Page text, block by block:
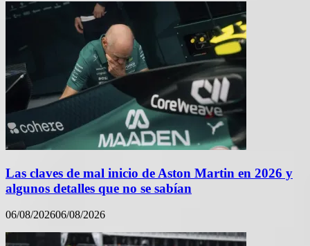
Las claves de mal inicio de Aston Martin en 2026 y
algunos detalles que no se sabían
06/08/202606/08/2026